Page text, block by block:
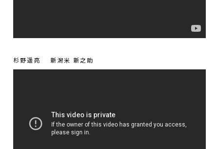
杉野遥亮 新潟米 新之助